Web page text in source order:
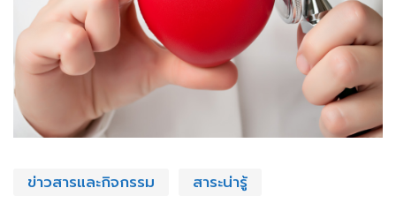
ข่าวสารและกิจกรรม สาระน่ารู้